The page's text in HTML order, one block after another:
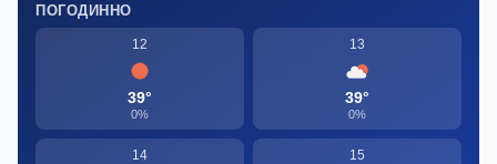
ПОГОДИННО
12
39°
0%
13
39°
0%
14 15